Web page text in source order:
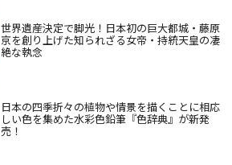
世界遺産決定で脚光！日本初の巨大都城・藤原
京を創り上げた知られざる女帝・持統天皇の凄
絶な執念
日本の四季折々の植物や情景を描くことに相応
しい色を集めた水彩色鉛筆『色辞典』が新発
売！